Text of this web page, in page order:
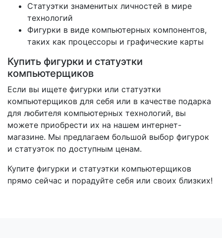
Статуэтки знаменитых личностей в мире
технологий
Фигурки в виде компьютерных компонентов,
таких как процессоры и графические карты
Купить фигурки и статуэтки
компьютерщиков
Если вы ищете фигурки или статуэтки
компьютерщиков для себя или в качестве подарка
для любителя компьютерных технологий, вы
можете приобрести их на нашем интернет-
магазине. Мы предлагаем большой выбор фигурок
и статуэток по доступным ценам.
Купите фигурки и статуэтки компьютерщиков
прямо сейчас и порадуйте себя или своих близких!